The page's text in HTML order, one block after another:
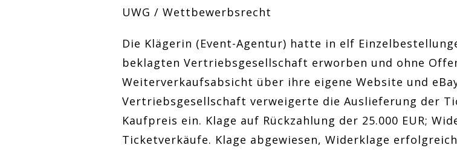
UWG / Wettbewerbsrecht
Die Klägerin (Event-Agentur) hatte in elf
beklagten Vertriebsgesellschaft erworben und ohne
Weiterverkaufsabsicht über ihre eigene Website und
Vertriebsgesellschaft verweigerte die Auslieferung der
Kaufpreis ein. Klage auf Rückzahlung der 25.000 EUR;
Ticketverkäufe. Klage abgewiesen, Widerklage